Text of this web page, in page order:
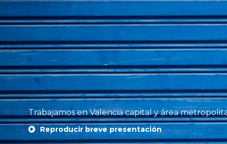
Trabajamos en Valencia capital y área
Reproducir breve presentación